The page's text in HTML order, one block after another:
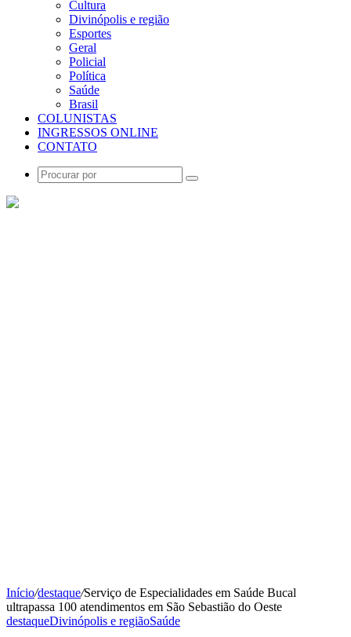
Cultura
Divinópolis e região
Esportes
Geral
Policial
Política
Saúde
Brasil
COLUNISTAS
INGRESSOS ONLINE
CONTATO
Procurar
Início/destaque/Serviço de Especialidades em Saúde Bucal
ultrapassa 100 atendimentos em São Sebastião do Oeste
destaqueDivinópolis e regiãoSaúde